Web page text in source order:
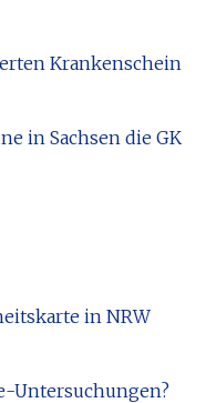
Krankenschein
in Sachsen die GK
in NRW
Untersuchungen?